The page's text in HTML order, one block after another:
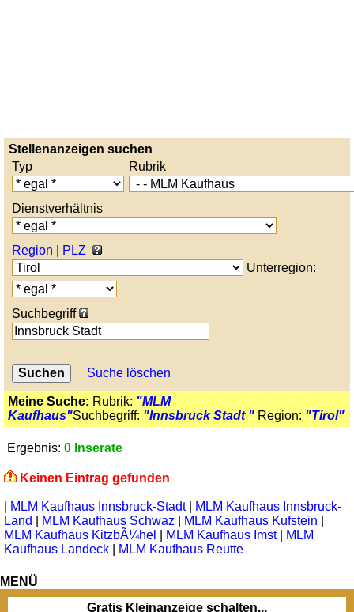
Stellenanzeigen suchen
Typ
Rubrik
Dienstverhältnis
Region
PLZ
Unterregion:
Suchbegriff
Suche löschen
Meine Suche: Rubrik: "MLM
Kaufhaus"Suchbegriff: "Innsbruck Stadt " Region: "Tirol"
Ergebnis: 0 Inserate
Keinen Eintrag gefunden
MLM Kaufhaus Innsbruck-Stadt|
MLM Kaufhaus Innsbruck-
Land
MLM Kaufhaus Schwaz MLM Kaufhaus Kufstein
MLM Kaufhaus KitzbÃ¼hel
MLM Kaufhaus Imst|
MLM
Kaufhaus Landeck
MLM Kaufhaus Reutte
MENÜ
Gratis Kleinanzeige schalten...